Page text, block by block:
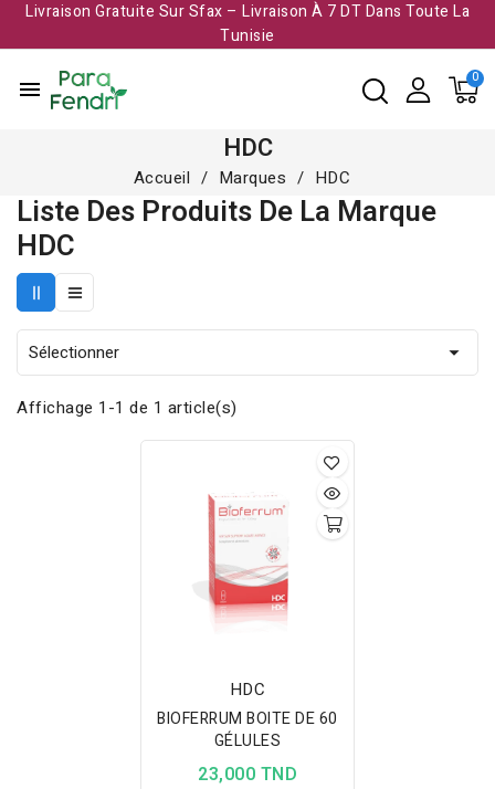
Livraison Gratuite Sur Sfax – Livraison À 7 DT Dans Toute La
Tunisie​
menu
HDC
Accueil Marques HDC
Liste Des Produits De La Marque
HDC
Sélectionner 
Affichage 1-1 de 1 article(s)
HDC
BIOFERRUM BOITE DE 60
GÉLULES
23,000 TND